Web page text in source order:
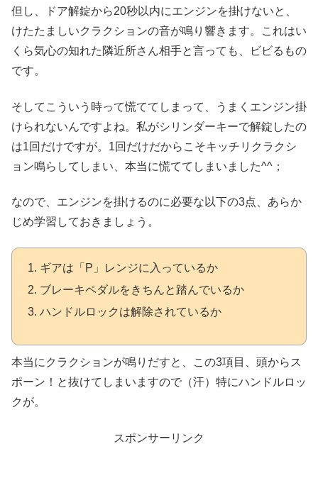
但し、
ドア解錠から20秒以内にエンジンを掛けないと、
けたたましいクラクションの音が鳴り響きます。
これはい
くら気心の知れた隣近所さん相手と言っても、ビビるもの
です。
そしてこういう時って慌ててしまって、うまくエンジン掛
けられないんですよね。私がシリンダーキーで解錠したの
は1回だけですが。1回だけだからこそキッチリクラクシ
ョン鳴らしてしまい、本当に慌ててしまいました^^；
なので、エンジンを掛けるのに必要な以下の3点、あらか
じめ学習しておきましょう。
ギアは「P」レンジに入っているか
ブレーキペダルをきちんと踏んでいるか
ハンドルロックは解除されているか
本当にクラクションが鳴りだすと、この3項目、頭からス
ポーン！と抜けてしまいますので（汗） 特にハンドルロッ
クが。
スポンサーリンク